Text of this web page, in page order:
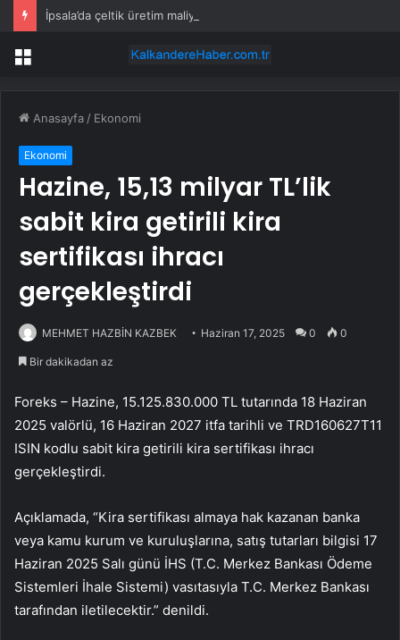
Menü
Anasayfa / Ekonomi
Ekonomi
Hazine, 15,13 milyar TL’lik
sabit kira getirili kira
sertifikası ihracı
gerçekleştirdi
MEHMET HAZBİN KAZBEK Haziran 17, 2025 0 0
Bir dakikadan az
Foreks – Hazine, 15.125.830.000 TL tutarında 18 Haziran
2025 valörlü, 16 Haziran 2027 itfa tarihli ve TRD160627T11
ISIN kodlu sabit kira getirili kira sertifikası ihracı
gerçekleştirdi.
Açıklamada, “Kira sertifikası almaya hak kazanan banka
veya kamu kurum ve kuruluşlarına, satış tutarları bilgisi 17
Haziran 2025 Salı günü İHS (T.C. Merkez Bankası Ödeme
Sistemleri İhale Sistemi) vasıtasıyla T.C. Merkez Bankası
tarafından iletilecektir.” denildi.